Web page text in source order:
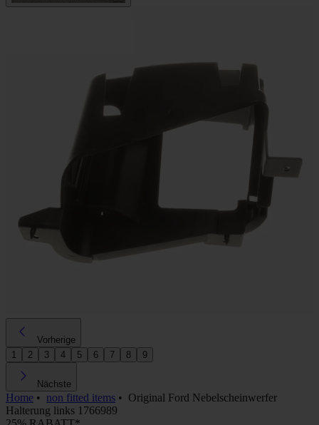
Vorherige
1
2 3 4 5 6 7 8 9
Nächste
Home • non fitted items • Original Ford Nebelscheinwerfer
Halterung links 1766989